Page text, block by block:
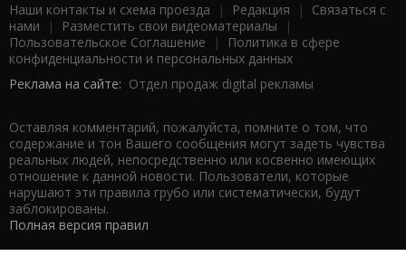
Наши контакты и схема проезда | Редакция | Связаться с
нами | Разместить свои видеоматериалы |
Пользовательское Соглашение |
Политика в сфере
конфиденциальности и персональных данных
Реклама на сайте: Отдел продаж digital рекламы
Оставляя комментарий, пожалуйста, помните о том, что
содержание и тон Вашего сообщения могут задеть чувства
реальных людей, непосредственно или косвенно имеющих
отношение к данной новости. Пользователи, которые
нарушают эти правила грубо или систематически, будут
заблокированы.
Полная версия правил